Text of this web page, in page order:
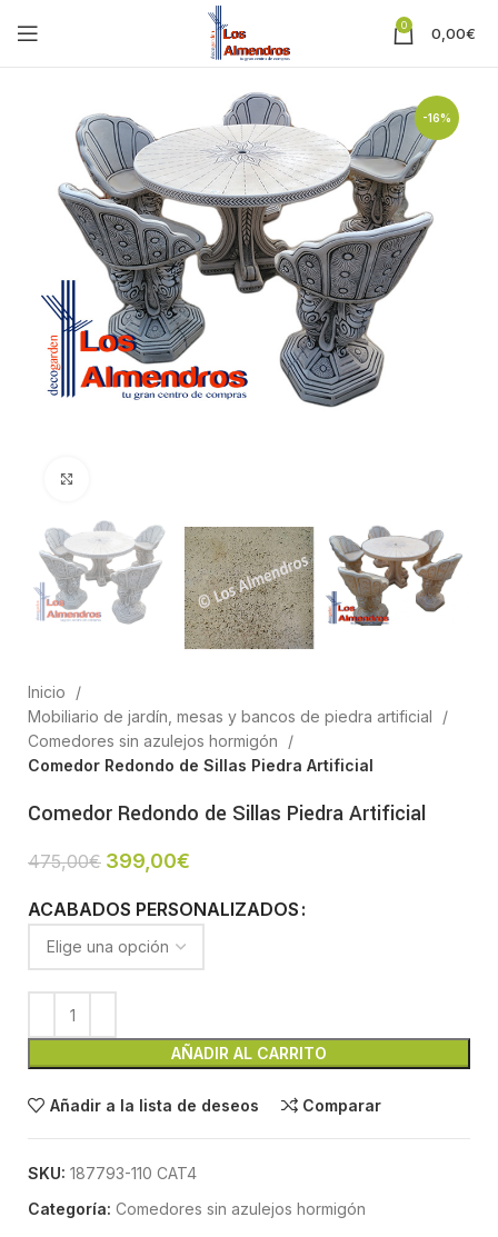
0 0,00€
-16%
Inicio
Mobiliario de jardín, mesas y bancos de piedra artificial
Comedores sin azulejos hormigón
Comedor Redondo de Sillas Piedra Artificial
Comedor Redondo de Sillas Piedra Artificial
475,00€ 399,00€
ACABADOS PERSONALIZADOS
AÑADIR AL CARRITO
Añadir a la lista de deseos Comparar
SKU: 187793-110 CAT4
Categoría: Comedores sin azulejos hormigón